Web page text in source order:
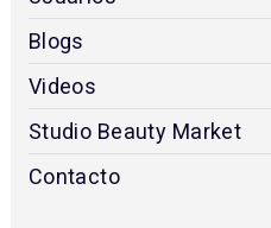
Blogs
Videos
Studio Beauty Market
Contacto